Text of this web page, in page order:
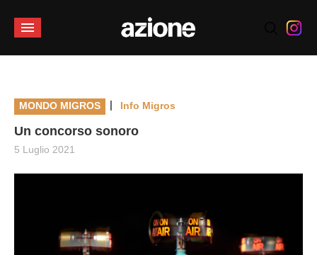
MONDO MIGROS | Info Migros
Un concorso sonoro
5 Luglio 2021